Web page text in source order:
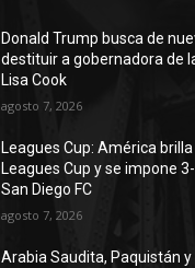
Donald Trump busca de
destituir a gobernadora de
Lisa Cook
agosto 7, 2026
Leagues Cup: América brilla
Leagues Cup y se impone 3-
San Diego FC
agosto 7, 2026
Arabia Saudita, Paquistán y